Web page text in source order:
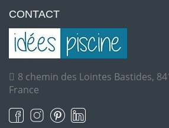
CONTACT
8 chemin des Lointes Bastides,
France